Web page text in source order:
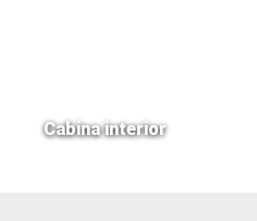
Cabina interior